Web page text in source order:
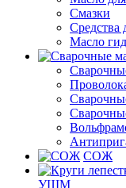
Смазки
Средства
Масло
СОЖ
УШМ